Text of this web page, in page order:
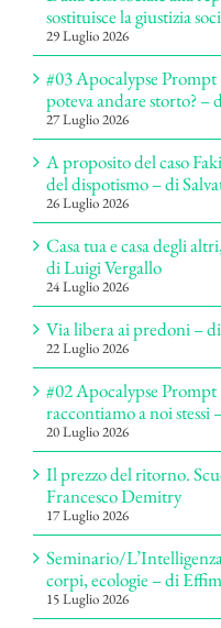
sostituisce la giustizia
29 Luglio 2026
#03 Apocalypse
poteva andare storto? –
27 Luglio 2026
A proposito del caso
del dispotismo – di
26 Luglio 2026
Casa tua e casa degli
di Luigi Vergallo
24 Luglio 2026
Via libera ai predoni –
22 Luglio 2026
#02 Apocalypse
raccontiamo a noi stessi
20 Luglio 2026
Il prezzo del ritorno.
Francesco Demitry
17 Luglio 2026
Seminario/
corpi, ecologie – di
15 Luglio 2026